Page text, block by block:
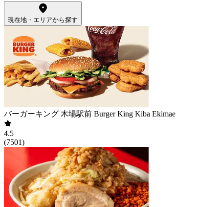
現在地・エリアから探す
バーガーキング 木場駅前 Burger King Kiba Ekimae
4.5
(7501)